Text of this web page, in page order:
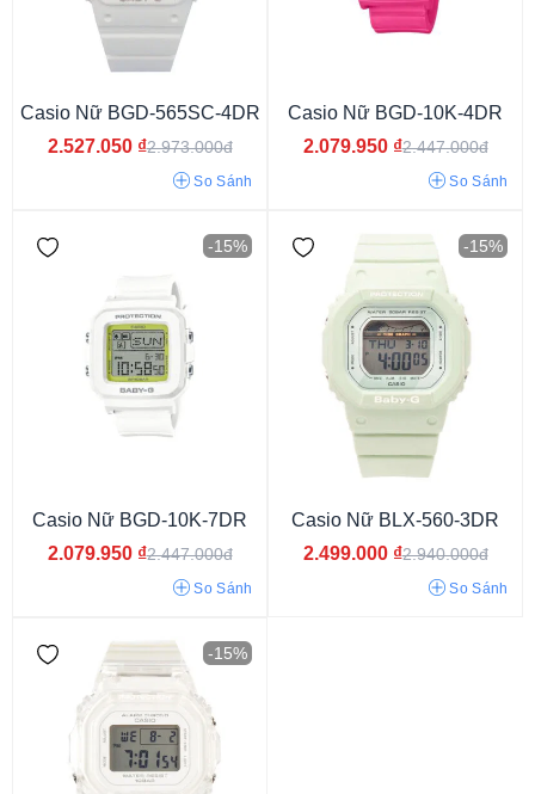
Vỏ màu đen
Bát giác Đa giác Mặt tròn Mặt chữ nhật Mặt vuông
Đồng hồ đôi Mới ra mắt 2024
Casio Nữ BGD-565SC-4DR
2.527.050 ₫2.973.000đ
So Sánh
Casio Nữ BGD-10K-4DR
2.079.950 ₫2.447.000đ
So Sánh
-15%
Casio Nữ BGD-10K-7DR
2.079.950 ₫2.447.000đ
So Sánh
-15%
Casio Nữ BLX-560-3DR
2.499.000 ₫2.940.000đ
So Sánh
-15%